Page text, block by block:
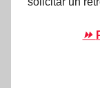
⏩